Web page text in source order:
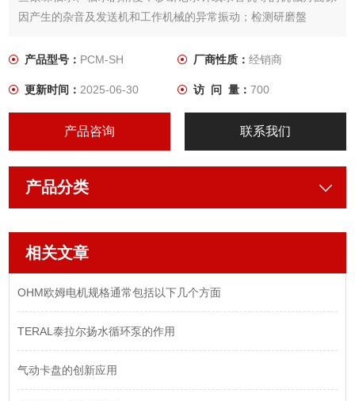
因产生的杂音及发送机和工作机械的异常振动；检测研磨盤
为比较测定检查用的工具而被使用
产品型号： PCM-SH 厂商性质： 经销商
更新时间：2025-06-30 访 问 量： 700
产品咨询 联系我们
产品分类
相关文章
OHM欧姆电机规格通常包括以下几个方面
TERAL泰拉尔扬水循环泵的作用
气动卡盘的创新应用